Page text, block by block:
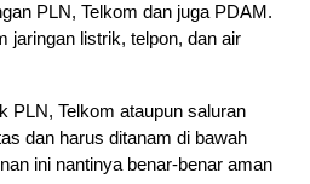
PLN, Telkom dan juga PDAM.
jaringan listrik, telpon, dan air
PLN, Telkom ataupun saluran
dan harus ditanam di bawah
ini nantinya benar-benar aman